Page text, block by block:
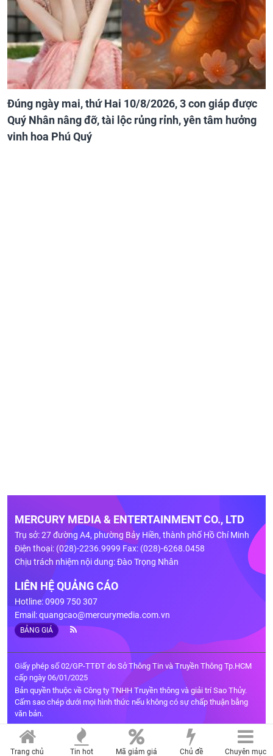
Đúng ngày mai, thứ Hai 10/8/2026, 3 con giáp được
Quý Nhân nâng đỡ, tài lộc rủng rỉnh, yên tâm hưởng
vinh hoa Phú Quý
MERCURY MEDIA & ENTERTAINMENT CO., LTD
Trụ sở: 27 đường A4, phường Bảy Hiền, thành phố Hồ Chí Minh
Điện thoại: (028)-2236.9999 Fax: (028)-6268.0458
Chịu trách nhiệm nội dung: Đào Trọng Nhân
LIÊN HỆ QUẢNG CÁO
Hotline: 0909 750 307
Email:quangcao@mercurymedia.com.vn
BẢNG GIÁ
Giấy phép số 02/GP-TTĐT do Sở Thông Tin và Truyền Thông Tp.HCM
cấp ngày 06/01/2025
Bản quyền thuộc về Công ty TNHH Truyền thông và giải trí Sao Thủy.
Cấm sao chép dưới mọi hình thức nếu không có sự chấp thuận bằng
văn bản.
Trang chủ Tin hot Mã giảm giá Chủ đề Chuyên mục